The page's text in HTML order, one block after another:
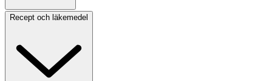
Recept och läkemedel